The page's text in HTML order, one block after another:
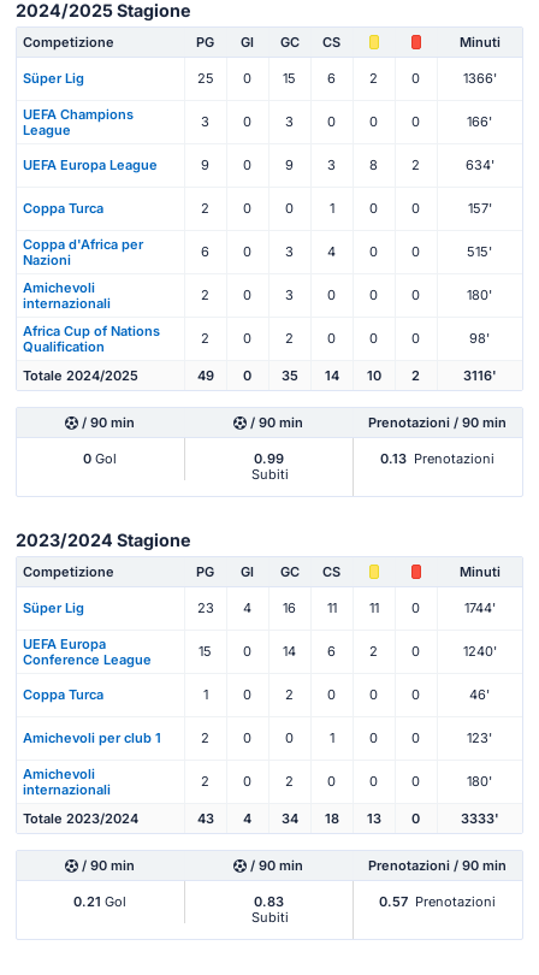
2024/2025 Stagione
Competizione PG Gl GC CS Minuti
Süper Lig 25 0 15 6 2 0 1366'
UEFA Champions
League
3 0 3 0 0 0 166'
UEFA Europa League 9 0 9 3 8 2 634'
Coppa Turca 2 0 0 1 0 0 157'
Coppa d'Africa per
Nazioni
6 0 3 4 0 0 515'
Amichevoli
internazionali
2 0 3 0 0 0 180'
Africa Cup of Nations
Qualification
2 0 2 0 0 0 98'
Totale 2024/2025 49 0 35 14 10 2 3116'
/ 90 min / 90 min Prenotazioni / 90 min
0 Gol
0.99
Subiti
0.13 Prenotazioni
2023/2024 Stagione
Competizione PG Gl GC CS Minuti
Süper Lig 23 4 16 11 11 0 1744'
UEFA Europa
Conference League
15 0 14 6 2 0 1240'
Coppa Turca 1 0 2 0 0 0 46'
Amichevoli per club 1 2 0 0 1 0 0 123'
Amichevoli
internazionali
2 0 2 0 0 0 180'
Totale 2023/2024 43 4 34 18 13 0 3333'
/ 90 min / 90 min Prenotazioni / 90 min
0.21 Gol
0.83
Subiti
0.57 Prenotazioni